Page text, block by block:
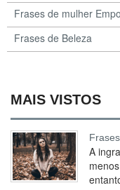
Frases de mulher
Frases de Beleza
MAIS VISTOS
A